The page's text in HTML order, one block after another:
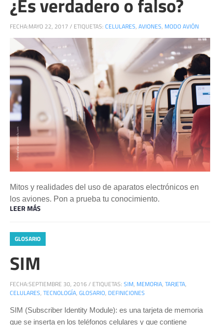
FECHA:MAYO 22, 2017 / ETIQUETAS: CELULARES, AVIONES, MODO AVIÓN
Mitos y realidades del uso de aparatos electrónicos en
los aviones. Pon a prueba tu conocimiento.
LEER MÁS
GLOSARIO
SIM
FECHA:SEPTIEMBRE 30, 2016 / ETIQUETAS: SIM, MEMORIA, TARJETA,
CELULARES, TECNOLOGÍA, GLOSARIO, DEFINICIONES
SIM (Subscriber Identity Module): es una tarjeta de memoria
que se inserta en los teléfonos celulares y que contiene